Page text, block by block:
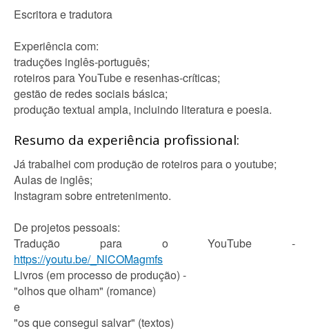
Escritora e tradutora
Experiência com:
traduções inglês-português;
roteiros para YouTube e resenhas-críticas;
gestão de redes sociais básica;
produção textual ampla, incluindo literatura e poesia.
Resumo da experiência profissional:
Já trabalhei com produção de roteiros para o youtube;
Aulas de inglês;
Instagram sobre entretenimento.
De projetos pessoais:
Tradução para o YouTube -
https://youtu.be/_NlCOMagmfs
Livros (em processo de produção) -
"olhos que olham" (romance)
e
"os que consegui salvar" (textos)